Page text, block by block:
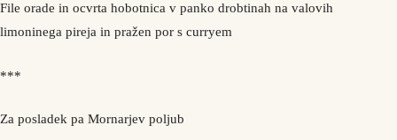
File orade in ocvrta hobotnica v panko drobtinah na valovih
limoninega pireja in pražen por s curryem
***
Za posladek pa Mornarjev poljub